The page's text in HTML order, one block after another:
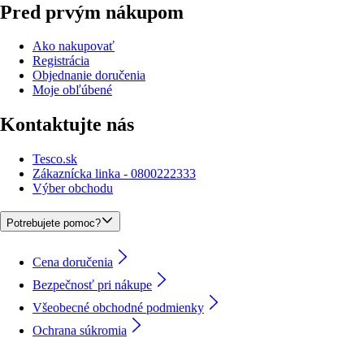
Pred prvým nákupom
Ako nakupovať
Registrácia
Objednanie doručenia
Moje obľúbené
Kontaktujte nás
Tesco.sk
Zákaznícka linka - 0800222333
Výber obchodu
Potrebujete pomoc?
Cena doručenia
Bezpečnosť pri nákupe
Všeobecné obchodné podmienky
Ochrana súkromia